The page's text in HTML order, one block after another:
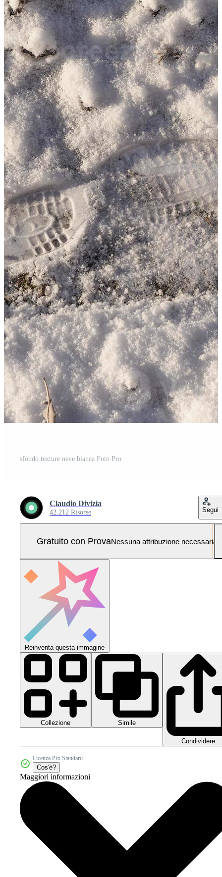
sfondo texture neve bianca Foto Pro
Claudio Divizia
42.212 Risorse Segui
Gratuito con ProvaNessuna attribuzione necessaria
Reinventa questa immagine
Collezione Simile
Condividere
Licenza Pro Standard
Cos'è?
Maggiori informazioni